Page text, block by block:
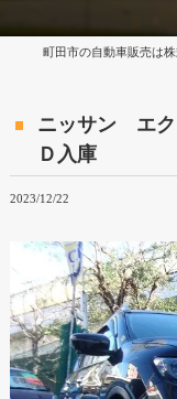
ニッサン エ
Ｄ入庫
2023/12/22